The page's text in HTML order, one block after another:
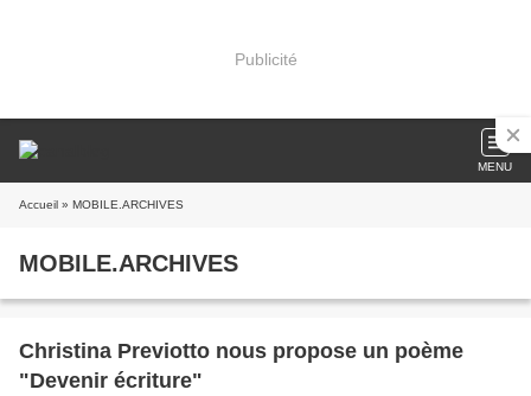
Publicité
MENU
Accueil » MOBILE.ARCHIVES
MOBILE.ARCHIVES
Christina Previotto nous propose un poème
"Devenir écriture"